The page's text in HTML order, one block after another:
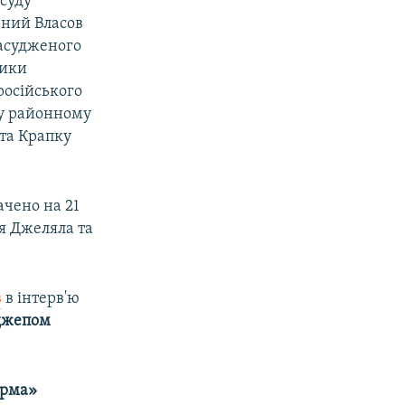
Власов
районному
Крапку
на 21
Джеляла та
в інтерв'ю